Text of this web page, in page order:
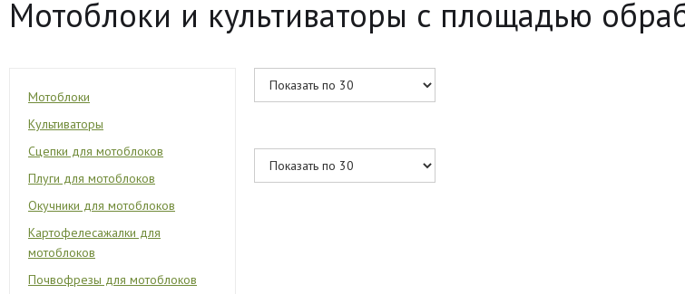
Мотоблоки и культиваторы с площадью
Мотоблоки
Культиваторы
Сцепки для мотоблоков
Плуги для мотоблоков
Окучники для мотоблоков
Картофелесажалки для
мотоблоков
Почвофрезы для мотоблоков